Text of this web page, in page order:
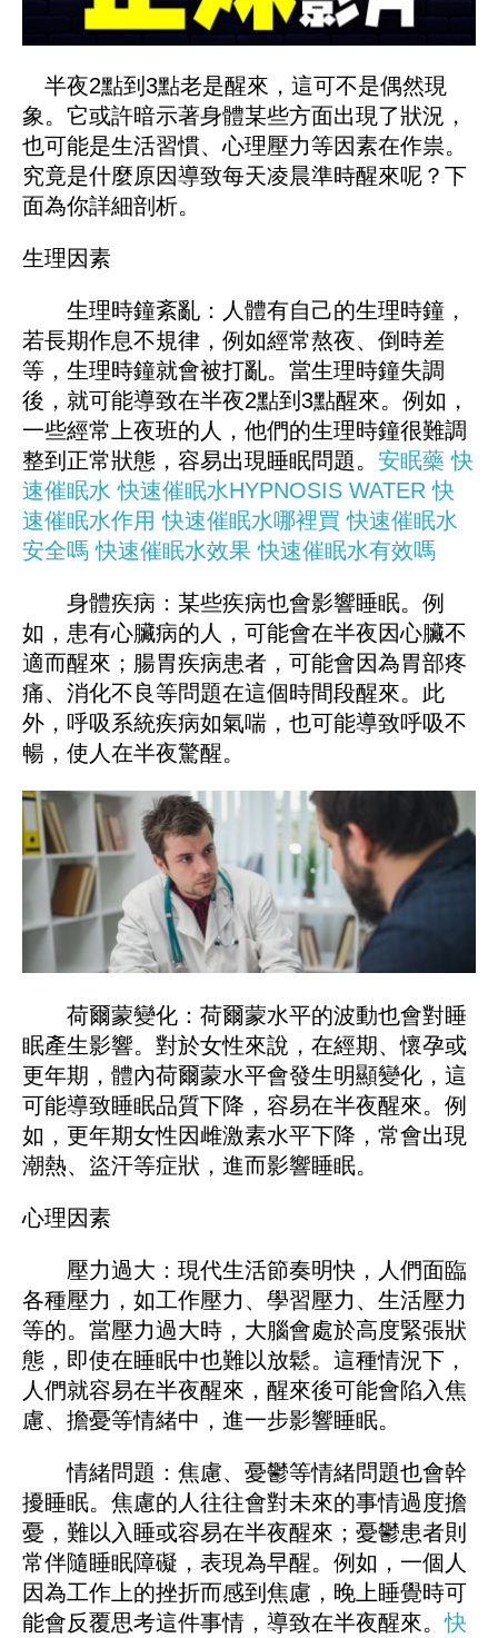
半夜2點到3點老是醒來，這可不是偶然現
象。它或許暗示著身體某些方面出現了狀況，
也可能是生活習慣、心理壓力等因素在作祟。
究竟是什麼原因導致每天凌晨準時醒來呢？下
面為你詳細剖析。
生理因素
生理時鐘紊亂：人體有自己的生理時鐘，
若長期作息不規律，例如經常熬夜、倒時差
等，生理時鐘就會被打亂。當生理時鐘失調
後，就可能導致在半夜2點到3點醒來。例如，
一些經常上夜班的人，他們的生理時鐘很難調
整到正常狀態，容易出現睡眠問題。 安眠藥 快
速催眠水 快速催眠水HYPNOSIS WATER 快
速催眠水作用 快速催眠水哪裡買 快速催眠水
安全嗎 快速催眠水效果 快速催眠水有效嗎
身體疾病：某些疾病也會影響睡眠。例
如，患有心臟病的人，可能會在半夜因心臟不
適而醒來；腸胃疾病患者，可能會因為胃部疼
痛、消化不良等問題在這個時間段醒來。此
外，呼吸系統疾病如氣喘，也可能導致呼吸不
暢，使人在半夜驚醒。
荷爾蒙變化：荷爾蒙水平的波動也會對睡
眠產生影響。對於女性來說，在經期、懷孕或
更年期，體內荷爾蒙水平會發生明顯變化，這
可能導致睡眠品質下降，容易在半夜醒來。例
如，更年期女性因雌激素水平下降，常會出現
潮熱、盜汗等症狀，進而影響睡眠。
心理因素
壓力過大：現代生活節奏明快，人們面臨
各種壓力，如工作壓力、學習壓力、生活壓力
等的。當壓力過大時，大腦會處於高度緊張狀
態，即使在睡眠中也難以放鬆。這種情況下，
人們就容易在半夜醒來，醒來後可能會陷入焦
慮、擔憂等情緒中，進一步影響睡眠。
情緒問題：焦慮、憂鬱等情緒問題也會幹
擾睡眠。焦慮的人往往會對未來的事情過度擔
憂，難以入睡或容易在半夜醒來；憂鬱患者則
常伴隨睡眠障礙，表現為早醒。例如，一個人
因為工作上的挫折而感到焦慮，晚上睡覺時可
能會反覆思考這件事情，導致在半夜醒來。快